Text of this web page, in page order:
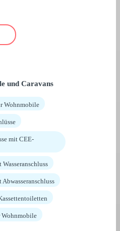
und Caravans
Wohnmobile
mit CEE-
Wohnmobile